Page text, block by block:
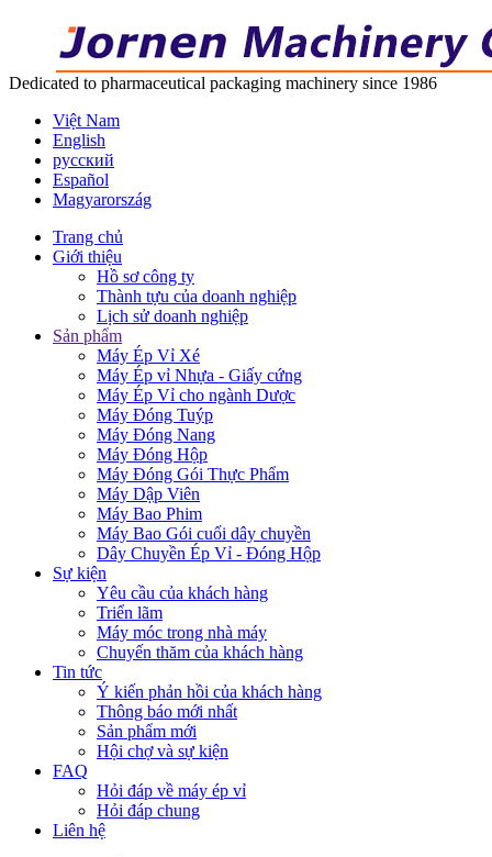
Dedicated to pharmaceutical packaging machinery since 1986
Việt Nam
English
русский
Español
Magyarország
Trang chủ
Giới thiệu
Hồ sơ công ty
Thành tựu của doanh nghiệp
Lịch sử doanh nghiệp
Sản phẩm
Máy Ép Vỉ Xé
Máy Ép vỉ Nhựa - Giấy cứng
Máy Ép Vỉ cho ngành Dược
Máy Đóng Tuýp
Máy Đóng Nang
Máy Đóng Hộp
Máy Đóng Gói Thực Phẩm
Máy Dập Viên
Máy Bao Phim
Máy Bao Gói cuối dây chuyền
Dây Chuyền Ép Vỉ - Đóng Hộp
Sự kiện
Yêu cầu của khách hàng
Triển lãm
Máy móc trong nhà máy
Chuyến thăm của khách hàng
Tin tức
Ý kiến phản hồi của khách hàng
Thông báo mới nhất
Sản phẩm mới
Hội chợ và sự kiện
FAQ
Hỏi đáp về máy ép vỉ
Hỏi đáp chung
Liên hệ